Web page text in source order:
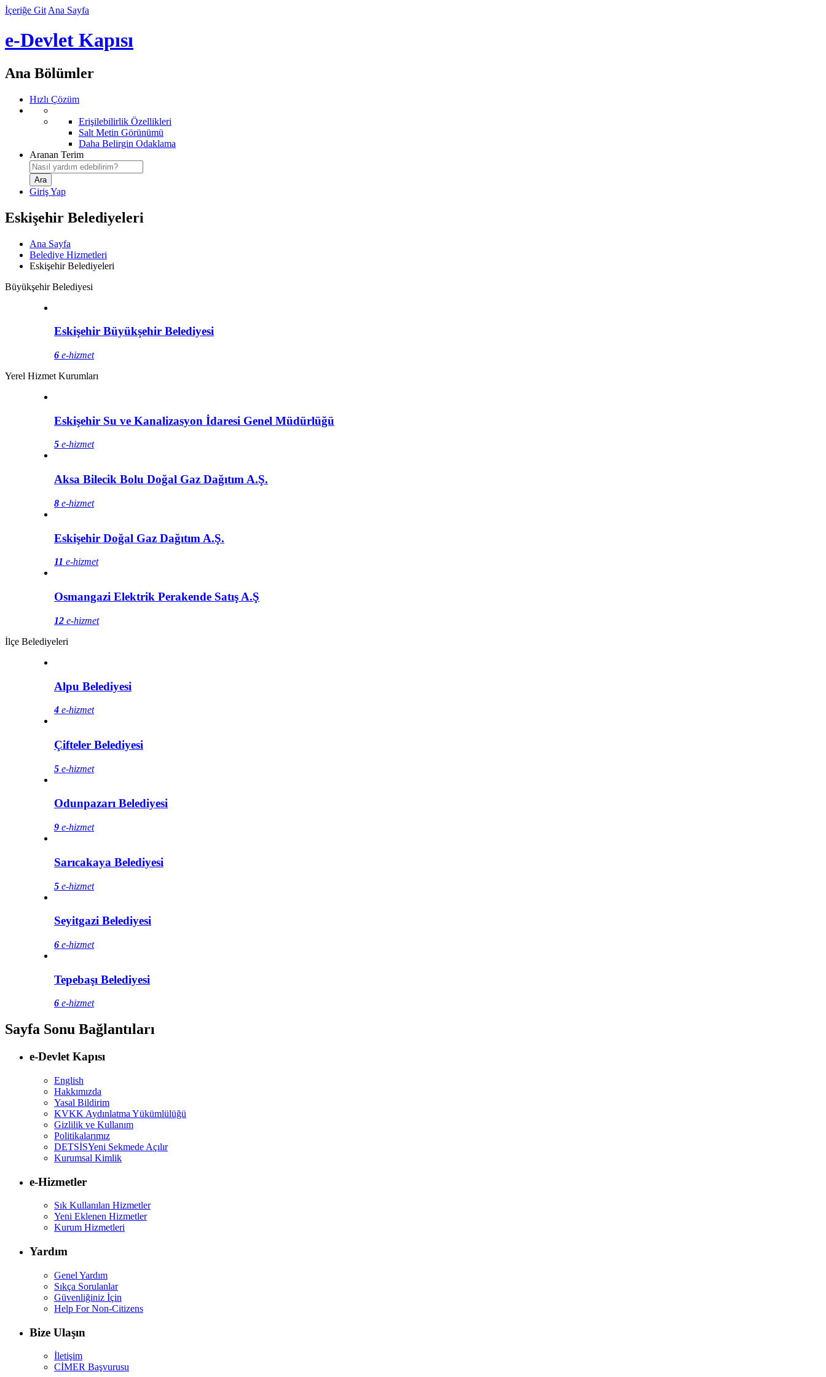
İçeriğe Git Ana Sayfa
e-Devlet Kapısı
Ana Bölümler
Hızlı Çözüm
Erişilebilirlik Özellikleri
Salt Metin Görünümü
Daha Belirgin Odaklama
Aranan Terim
Giriş Yap
Eskişehir Belediyeleri
Ana Sayfa
Belediye Hizmetleri
Eskişehir Belediyeleri
Büyükşehir Belediyesi
Eskişehir Büyükşehir Belediyesi
6 e-hizmet
Yerel Hizmet Kurumları
Eskişehir Su ve Kanalizasyon İdaresi Genel Müdürlüğü
5 e-hizmet
Aksa Bilecik Bolu Doğal Gaz Dağıtım A.Ş.
8 e-hizmet
Eskişehir Doğal Gaz Dağıtım A.Ş.
11 e-hizmet
Osmangazi Elektrik Perakende Satış A.Ş
12 e-hizmet
İlçe Belediyeleri
Alpu Belediyesi
4 e-hizmet
Çifteler Belediyesi
5 e-hizmet
Odunpazarı Belediyesi
9 e-hizmet
Sarıcakaya Belediyesi
5 e-hizmet
Seyitgazi Belediyesi
6 e-hizmet
Tepebaşı Belediyesi
6 e-hizmet
Sayfa Sonu Bağlantıları
e-Devlet Kapısı
English
Hakkımızda
Yasal Bildirim
KVKK Aydınlatma Yükümlülüğü
Gizlilik ve Kullanım
Politikalarımız
DETSİSYeni Sekmede Açılır
Kurumsal Kimlik
e-Hizmetler
Sık Kullanılan Hizmetler
Yeni Eklenen Hizmetler
Kurum Hizmetleri
Yardım
Genel Yardım
Sıkça Sorulanlar
Güvenliğiniz İçin
Help For Non-Citizens
Bize Ulaşın
İletişim
CİMER Başvurusu